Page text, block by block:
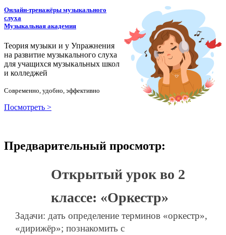
Онлайн-тренажёры музыкального
слуха
Музыкальная академия
Теория музыки и у Упражнения
на развитие музыкального слуха
для учащихся музыкальных школ
и колледжей
Современно, удобно, эффективно
Посмотреть >
Предварительный просмотр:
Открытый урок во 2
классе: «Оркестр»
Задачи: дать определение терминов «оркестр»,
«дирижёр»; познакомить с